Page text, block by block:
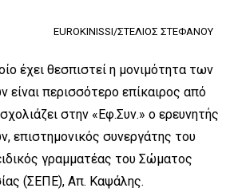
EUROKINISSI/ΣΤΕΛΙΟΣ ΣΤΕΦΑΝΟΥ
έχει θεσπιστεί η μονιμότητα των
περισσότερο επίκαιρος από
στην «Εφ.Συν.» ο ερευνητής
επιστημονικός συνεργάτης του
γραμματέας του Σώματος
(ΣΕΠΕ), Απ. Καψάλης.